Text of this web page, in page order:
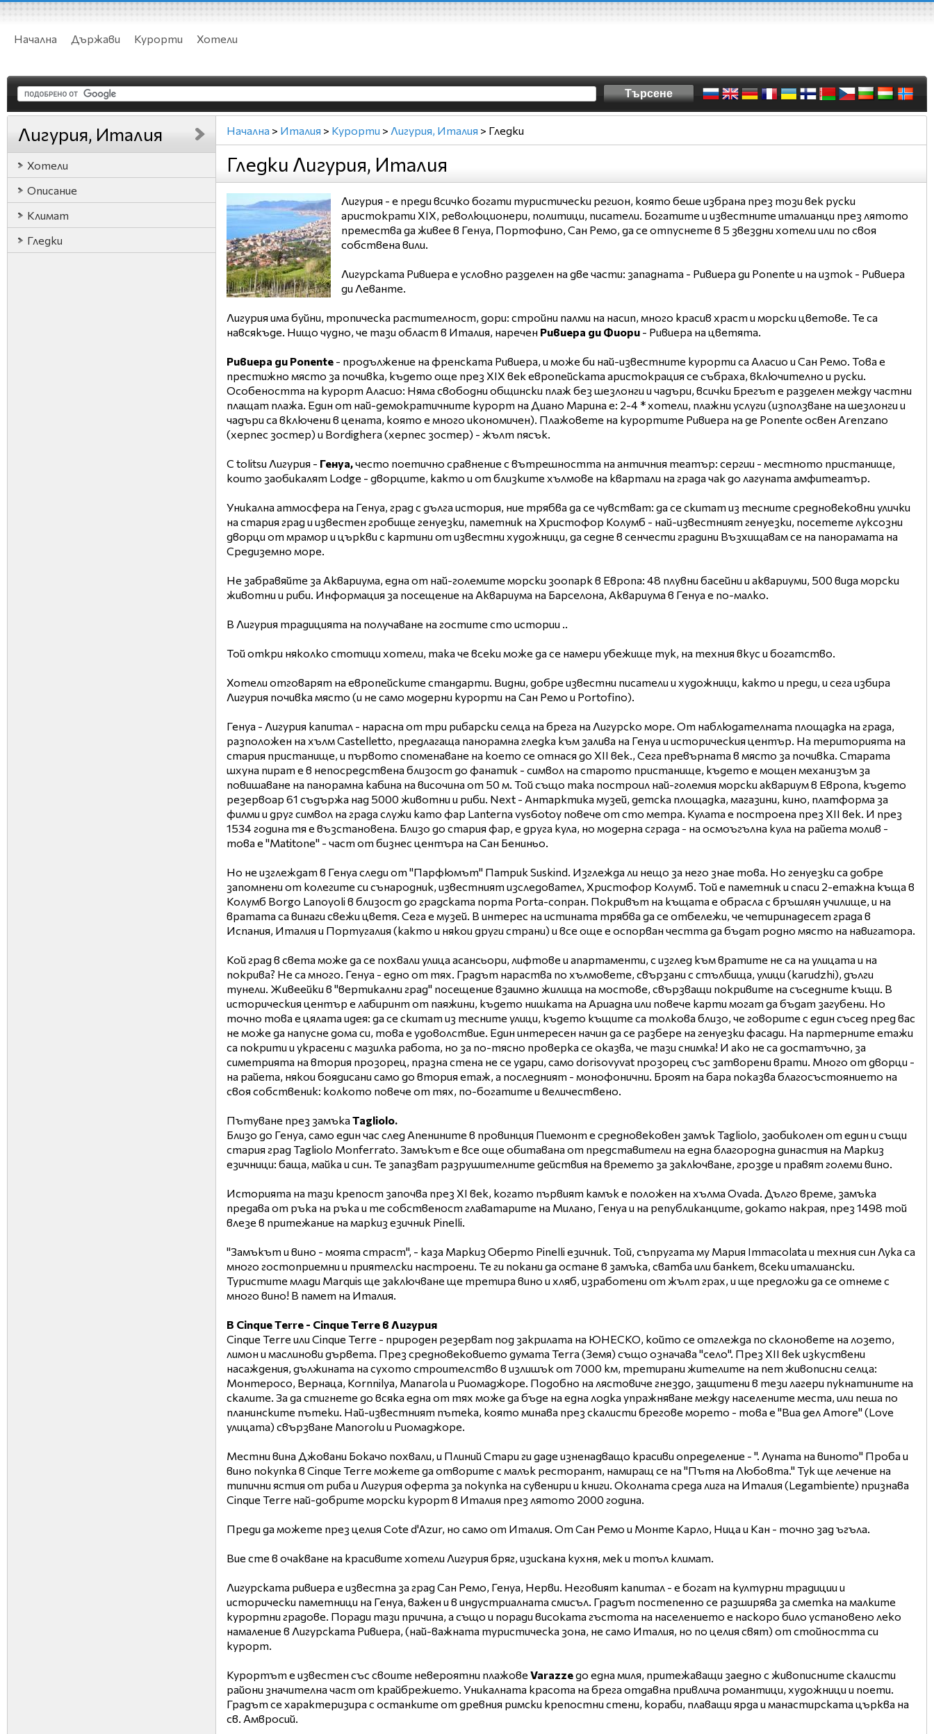
Начална Държави Курорти Хотели
Лигурия, Италия
Хотели
Описание
Климат
Гледки
Начална > Италия > Курорти > Лигурия, Италия > Гледки
Гледки Лигурия, Италия
Лигурия - е преди всичко богати туристически регион, която беше избрана през този век руски
аристократи XIX, революционери, политици, писатели. Богатите и известните италианци през лятото
премества да живее в Генуа, Портофино, Сан Ремо, да се отпуснете в 5 звездни хотели или по своя
собствена вили.
Лигурската Ривиера е условно разделен на две части: западната - Ривиера ди Ponente и на изток - Ривиера
ди Леванте.
Лигурия има буйни, тропическа растителност, дори: стройни палми на насип, много красив храст и морски цветове. Те са
навсякъде. Нищо чудно, че тази област в Италия, наречен Ривиера ди Фиори - Ривиера на цветята.
Ривиера ди Ponente - продължение на френската Ривиера, и може би най-известните курорти са Аласио и Сан Ремо. Това е
престижно място за почивка, където още през XIX век европейската аристокрация се събраха, включително и руски.
Особеността на курорт Аласио: Няма свободни общински плаж без шезлонги и чадъри, всички Брегът е разделен между частни
плащат плажа. Един от най-демократичните курорт на Диано Марина е: 2-4 * хотели, плажни услуги (използване на шезлонги и
чадъри са включени в цената, която е много икономичен). Плажовете на курортите Ривиера на де Ponente освен Arenzano
(херпес зостер) и Bordighera (херпес зостер) - жълт пясък.
C tolitsu Лигурия - Генуа,често поетично сравнение с вътрешността на античния театър: сергии - местното пристанище,
които заобикалят Lodge - дворците, както и от близките хълмове на квартали на града чак до лагуната амфитеатър.
Уникална атмосфера на Генуа, град с дълга история, ние трябва да се чувстват: да се скитат из тесните средновековни улички
на стария град и известен гробище генуезки, паметник на Христофор Колумб - най-известният генуезки, посетете луксозни
дворци от мрамор и църкви с картини от известни художници, да седне в сенчести градини Възхищавам се на панорамата на
Средиземно море.
Не забравяйте за Аквариума, една от най-големите морски зоопарк в Европа: 48 плувни басейни и аквариуми, 500 вида морски
животни и риби. Информация за посещение на Аквариума на Барселона, Аквариума в Генуа е по-малко.
В Лигурия традицията на получаване на гостите сто истории ..
Той откри няколко стотици хотели, така че всеки може да се намери убежище тук, на техния вкус и богатство.
Хотели отговарят на европейските стандарти. Видни, добре известни писатели и художници, както и преди, и сега избира
Лигурия почивка място (и не само модерни курорти на Сан Ремо и Portofino).
Генуа - Лигурия капитал - нарасна от три рибарски селца на брега на Лигурско море. От наблюдателната площадка на града,
разположен на хълм Castelletto, предлагаща панорамна гледка към залива на Генуа и историческия център. На територията на
стария пристанище, и първото споменаване на което се отнася до XII век., Сега превърната в място за почивка. Старата
шхуна пират е в непосредствена близост до фанатик - символ на старото пристанище, където е мощен механизъм за
повишаване на панорамна кабина на височина от 50 м. Той също така построил най-големия морски аквариум в Европа, където
резервоар 61 съдържа над 5000 животни и риби. Next - Антарктика музей, детска площадка, магазини, кино, платформа за
филми и друг символ на града служи като фар Lanterna vys6otoy повече от сто метра. Кулата е построена през XII век. И през
1534 година тя е възстановена. Близо до стария фар, е друга кула, но модерна сграда - на осмоъгълна кула на райета молив -
това е "Matitone" - част от бизнес центъра на Сан Бениньо.
Но не изглеждат в Генуа следи от "Парфюмът" Патрик Suskind. Изглежда ли нещо за него знае това. Но генуезки са добре
запомнени от колегите си сънародник, известният изследовател, Христофор Колумб. Той е паметник и спаси 2-етажна къща в
Колумб Borgo Lanoyoli в близост до градската порта Porta-сопран. Покривът на къщата е обрасла с бръшлян училище, и на
вратата са винаги свежи цветя. Сега е музей. В интерес на истината трябва да се отбележи, че четиринадесет града в
Испания, Италия и Португалия (както и някои други страни) и все още е оспорван честта да бъдат родно място на навигатора.
Кой град в света може да се похвали улица асансьори, лифтове и апартаменти, с изглед към вратите не са на улицата и на
покрива? Не са много. Генуа - едно от тях. Градът нараства по хълмовете, свързани с стълбища, улици (karudzhi), дълги
тунели. Живеейки в "вертикални град" посещение взаимно жилища на мостове, свързващи покривите на съседните къщи. В
историческия център е лабиринт от паяжини, където нишката на Ариадна или повече карти могат да бъдат загубени. Но
точно това е цялата идея: да се скитат из тесните улици, където къщите са толкова близо, че говорите с един съсед пред вас
не може да напусне дома си, това е удоволствие. Един интересен начин да се разбере на генуезки фасади. На партерните етажи
са покрити и украсени с мазилка работа, но за по-тясно проверка се оказва, че тази снимка! И ако не са достатъчно, за
симетрията на втория прозорец, празна стена не се удари, само dorisovyvat прозорец със затворени врати. Много от дворци -
на райета, някои боядисани само до втория етаж, а последният - монофонични. Броят на бара показва благосъстоянието на
своя собственик: колкото повече от тях, по-богатите и величествено.
Пътуване през замъка Tagliolo.
Близо до Генуа, само един час след Апенините в провинция Пиемонт е средновековен замък Tagliolo, заобиколен от един и същи
стария град Tagliolo Monferrato. Замъкът е все още обитавана от представители на една благородна династия на Маркиз
езичници: баща, майка и син. Те запазват разрушителните действия на времето за заключване, грозде и правят големи вино.
Историята на тази крепост започва през XI век, когато първият камък е положен на хълма Ovada. Дълго време, замъка
предава от ръка на ръка и те собственост главатарите на Милано, Генуа и на републиканците, докато накрая, през 1498 той
влезе в притежание на маркиз езичник Pinelli.
"Замъкът и вино - моята страст", - каза Маркиз Оберто Pinelli езичник. Той, съпругата му Мария Immacolata и техния син Лука са
много гостоприемни и приятелски настроени. Те ги покани да остане в замъка, сватба или банкет, всеки италиански.
Туристите млади Marquis ще заключване ще третира вино и хляб, изработени от жълт грах, и ще предложи да се отнеме с
много вино! В памет на Италия.
В Cinque Terre - Cinque Terre в Лигурия
Cinque Terre или Cinque Terre - природен резерват под закрилата на ЮНЕСКО, който се отглежда по склоновете на лозето,
лимон и маслинови дървета. През средновековието думата Terra (Земя) също означава "село". През XII век изкуствени
насаждения, дължината на сухото строителство в излишък от 7000 км, третирани жителите на пет живописни селца:
Монтеросо, Вернаца, Kornnilya, Manarola и Риомаджоре. Подобно на лястовиче гнездо, защитени в тези лагери пукнатините на
скалите. За да стигнете до всяка една от тях може да бъде на една лодка упражняване между населените места, или пеша по
планинските пътеки. Най-известният пътека, която минава през скалисти брегове морето - това е "Виа дел Amore" (Love
улицата) свързване Manorolu и Риомаджоре.
Местни вина Джовани Бокачо похвали, и Плиний Стари ги даде изненадващо красиви определение - ". Луната на виното" Проба и
вино покупка в Cinque Terre можете да отворите с малък ресторант, намиращ се на "Пътя на Любовта." Тук ще лечение на
типични ястия от риба и Лигурия оферта за покупка на сувенири и книги. Околната среда лига на Италия (Legambiente) признава
Cinque Terre най-добрите морски курорт в Италия през лятото 2000 година.
Преди да можете през целия Cote d'Azur, но само от Италия. От Сан Ремо и Монте Карло, Ница и Кан - точно зад ъгъла.
Вие сте в очакване на красивите хотели Лигурия бряг, изискана кухня, мек и топъл климат.
Лигурската ривиера е известна за град Сан Ремо, Генуа, Нерви. Неговият капитал - е богат на културни традиции и
исторически паметници на Генуа, важен и в индустриалната смисъл. Градът постепенно се разширява за сметка на малките
курортни градове. Поради тази причина, а също и поради високата гъстота на населението е наскоро било установено леко
намаление в Лигурската Ривиера, (най-важната туристическа зона, не само Италия, но по целия свят) от стойността си
курорт.
Курортът е известен със своите невероятни плажове Varazzeдо една миля, притежаващи заедно с живописните скалисти
райони значителна част от крайбрежието. Уникалната красота на брега отдавна привлича романтици, художници и поети.
Градът се характеризира с останките от древния римски крепостни стени, кораби, плаващи ярда и манастирската църква на
св. Амвросий.